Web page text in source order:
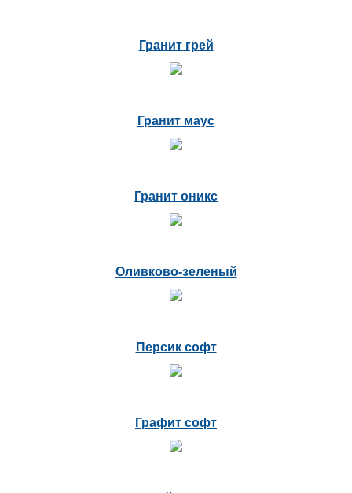
Гранит грей
Гранит маус
Гранит оникс
Оливково-зеленый
Персик софт
Графит софт